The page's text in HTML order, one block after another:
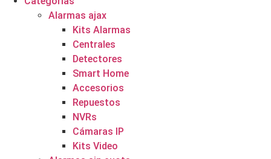
Alarmas ajax
Kits Alarmas
Centrales
Detectores
Smart Home
Accesorios
Repuestos
NVRs
Cámaras IP
Kits Video